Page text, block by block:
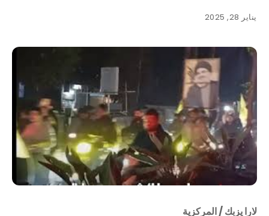
يناير 28, 2025
لارا يزبك / المركزية